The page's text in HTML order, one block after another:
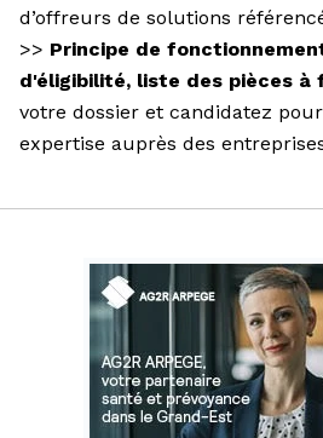
d’offreurs de solutions
>> Principe de
d'éligibilité, liste des pièces à
votre dossier et candidatez
expertise auprès des